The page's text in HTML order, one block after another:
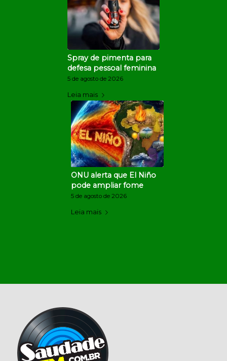
Spray de pimenta para
defesa pessoal feminina
5 de agosto de 2026
Leia mais
ONU alerta que El Niño
pode ampliar fome
5 de agosto de 2026
Leia mais